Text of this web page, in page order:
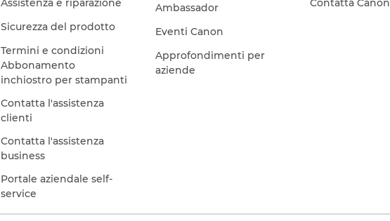
Assistenza e riparazione
Sicurezza del prodotto
Termini e condizioni
Abbonamento
inchiostro per stampanti
Contatta l'assistenza
clienti
Contatta l'assistenza
business
Portale aziendale self-
service
Ambassador
Eventi Canon
Approfondimenti per
aziende
Contatta Canon